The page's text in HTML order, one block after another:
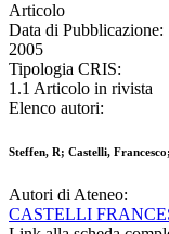
Articolo
Data di Pubblicazione:
2005
Tipologia CRIS:
1.1 Articolo in rivista
Elenco autori:
Steffen, R; Castelli,
Autori di Ateneo:
CASTELLI